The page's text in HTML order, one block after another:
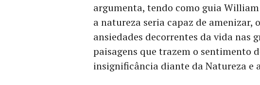
argumenta, tendo como guia
a natureza seria capaz de amenizar,
ansiedades decorrentes da vida nas
paisagens que trazem o sentimento
insignificância diante da Natureza e